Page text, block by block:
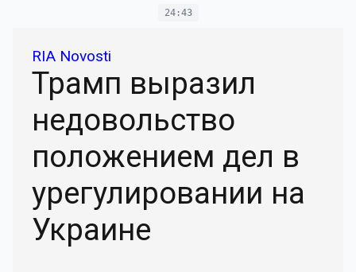
24:43
RIA Novosti
Трамп выразил
недовольство
положением дел в
урегулировании на
Украине